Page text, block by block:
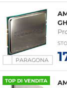
PARAGONA
TOP DI VENDITA